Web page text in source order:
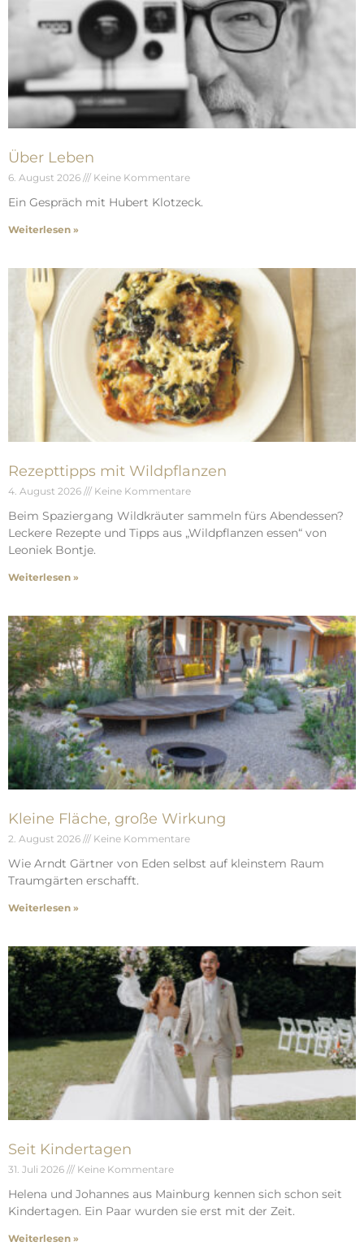
Über Leben
6. August 2026 Keine Kommentare
Ein Gespräch mit Hubert Klotzeck.
Weiterlesen »
Rezepttipps mit Wildpflanzen
4. August 2026 Keine Kommentare
Beim Spaziergang Wildkräuter sammeln fürs Abendessen?
Leckere Rezepte und Tipps aus „Wildpflanzen essen“ von
Leoniek Bontje.
Weiterlesen »
Kleine Fläche, große Wirkung
2. August 2026 Keine Kommentare
Wie Arndt Gärtner von Eden selbst auf kleinstem Raum
Traumgärten erschafft.
Weiterlesen »
Seit Kindertagen
31. Juli 2026 Keine Kommentare
Helena und Johannes aus Mainburg kennen sich schon seit
Kindertagen. Ein Paar wurden sie erst mit der Zeit.
Weiterlesen »